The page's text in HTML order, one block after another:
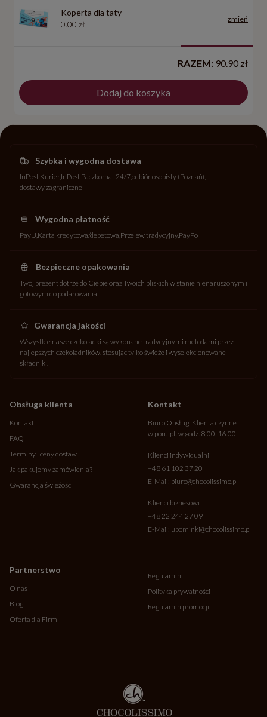
Koperta dla taty
0.00 zł
zmień
RAZEM: 90.90 zł
Dodaj do koszyka
Szybka i wygodna dostawa
InPost Kurier InPost Paczkomat 24/7odbiór osobisty (Poznań)
dostawy zagraniczne
Wygodna płatność
PayU Karta kredytowa/debetowa Przelew tradycyjny PayPo
Bezpieczne opakowania
Twój prezent dotrze do Ciebie oraz Twoich bliskich w stanie nienaruszonym i
gotowym do podarowania.
Gwarancja jakości
Wszystkie nasze czekoladki są wykonane tradycyjnymi metodami przez
najlepszych czekoladników, stosując tylko świeże i wyselekcjonowane
składniki.
Obsługa klienta
Kontakt
FAQ
Terminy i ceny dostaw
Jak pakujemy zamówienia?
Gwarancja świeżości
Partnerstwo
O nas
Blog
Oferta dla Firm
Kontakt
Biuro Obsługi Klienta czynne
w pon.- pt. w godz. 8:00-16:00
Klienci indywidualni
+48 61 102 37 20
E-Mail: biuro@chocolissimo.pl
Klienci biznesowi
+48 22 244 27 09
E-Mail: upominki@chocolissimo.pl
Regulamin
Polityka prywatności
Regulamin promocji